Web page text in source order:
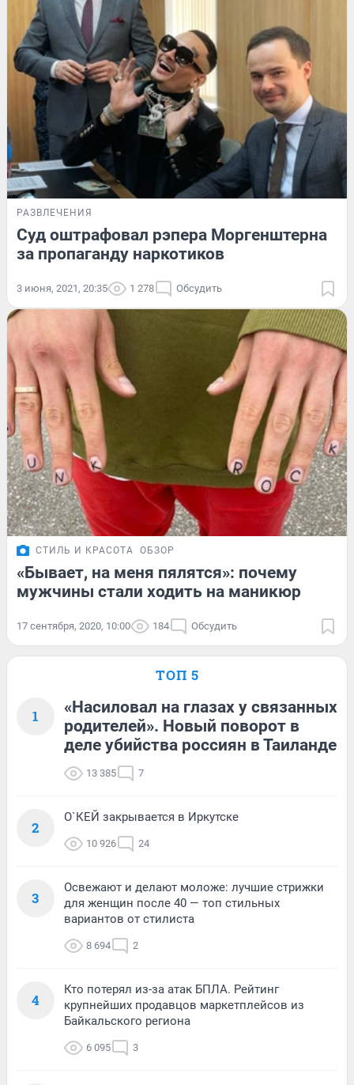
РАЗВЛЕЧЕНИЯ
Суд оштрафовал рэпера Моргенштерна
за пропаганду наркотиков
3 июня, 2021, 20:35 1 278 Обсудить
СТИЛЬ И КРАСОТА ОБЗОР
«Бывает, на меня пялятся»: почему
мужчины стали ходить на маникюр
17 сентября, 2020, 10:00 184 Обсудить
ТОП 5
1
«Насиловал на глазах у связанных
родителей». Новый поворот в
деле убийства россиян в Таиланде
13 385 7
2
О`КЕЙ закрывается в Иркутске
10 926 24
3
Освежают и делают моложе: лучшие стрижки
для женщин после 40 — топ стильных
вариантов от стилиста
8 694 2
4
Кто потерял из-за атак БПЛА. Рейтинг
крупнейших продавцов маркетплейсов из
Байкальского региона
6 095 3